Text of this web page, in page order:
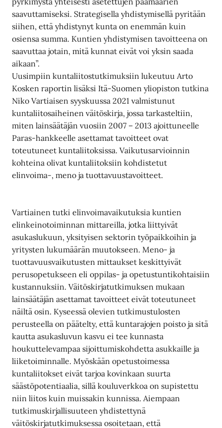
saavuttamiseksi. Strategisella yhdistymisellä pyritään
siihen, että yhdistynyt kunta on enemmän kuin
osiensa summa. Kuntien yhdistymisen tavoitteena on
saavuttaa jotain, mitä kunnat eivät voi yksin saada
aikaan”.
Uusimpiin kuntaliitostutkimuksiin lukeutuu Arto
Kosken raportin lisäksi Itä-Suomen yliopiston tutkina
Niko Vartiaisen syyskuussa 2021 valmistunut
kuntaliitosaiheinen väitöskirja, jossa tarkasteltiin,
miten lainsäätäjän vuosiin 2007 – 2013 ajoittuneelle
Paras-hankkeelle asettamat tavoitteet ovat
toteutuneet kuntaliitoksissa. Vaikutusarvioinnin
kohteina olivat kuntaliitoksiin kohdistetut
elinvoima-, meno ja tuottavuustavoitteet.
Vartiainen tutki elinvoimavaikutuksia kuntien
elinkeinotoiminnan mittareilla, jotka liittyivät
asukaslukuun, yksityisen sektorin työpaikkoihin ja
yritysten lukumäärän muutokseen. Meno- ja
tuottavuusvaikutusten mittaukset keskittyivät
perusopetukseen eli oppilas- ja opetustuntikohtaisiin
kustannuksiin. Väitöskirjatutkimuksen mukaan
lainsäätäjän asettamat tavoitteet eivät toteutuneet
näiltä osin. Kyseessä olevien tutkimustulosten
perusteella on päätelty, että kuntarajojen poisto ja sitä
kautta asukasluvun kasvu ei tee kunnasta
houkuttelevampaa sijoittumiskohdetta asukkaille ja
liiketoiminnalle. Myöskään opetustoimessa
kuntaliitokset eivät tarjoa kovinkaan suurta
säästöpotentiaalia, sillä kouluverkkoa on supistettu
niin liitos kuin muissakin kunnissa. Aiempaan
tutkimuskirjallisuuteen yhdistettynä
väitöskirjatutkimuksessa osoitetaan, että